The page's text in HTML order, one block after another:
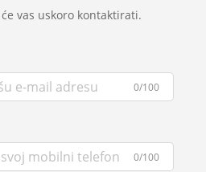
vas uskoro kontaktirati.
0/100
0/100